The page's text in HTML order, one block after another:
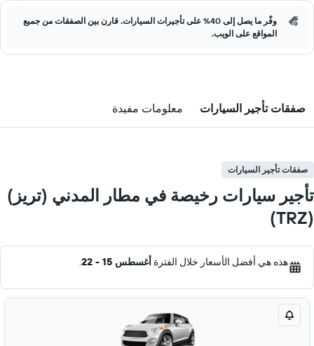
وفّر ما يصل إلى 40% على تأجيرات السيارات. قارن بين الصفقات من جميع
المواقع على الويب.
صفقات تأجير السيارات معلومات مفيدة
صفقات تأجير السيارات
تأجير سيارات رخيصة في مطار المدني (تريز)
(TRZ)
هذه هي أفضل الأسعار خلال الفترة أغسطس 15 - 22 .